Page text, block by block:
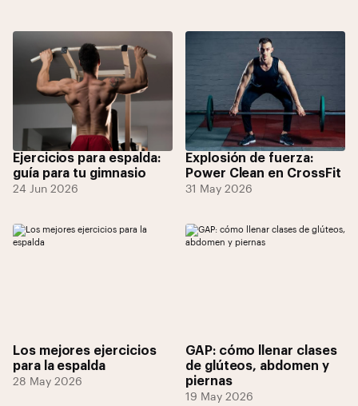
Ejercicios para espalda:
guía para tu gimnasio
24 Jun 2026
Explosión de fuerza:
Power Clean en CrossFit
31 May 2026
Los mejores ejercicios
para la espalda
28 May 2026
GAP: cómo llenar clases
de glúteos, abdomen y
piernas
19 May 2026